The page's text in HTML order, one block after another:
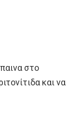
στο
και να